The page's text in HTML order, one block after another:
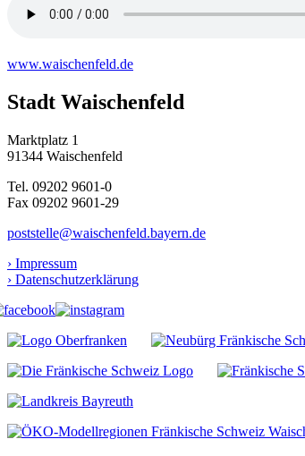
www.waischenfeld.de
Stadt Waischenfeld
Marktplatz 1
91344 Waischenfeld
Tel. 09202 9601-0
Fax 09202 9601-29
poststelle@waischenfeld.bayern.de
› Impressum
› Datenschutzerklärung